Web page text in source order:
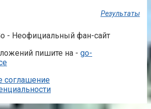
Результаты
- Неофициальный фан-сайт
пишите на - go-
соглашение